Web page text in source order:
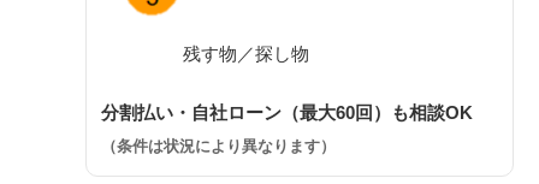
残す物／探し物
分割払い・自社ローン（最大60回）も相談OK
（条件は状況により異なります）